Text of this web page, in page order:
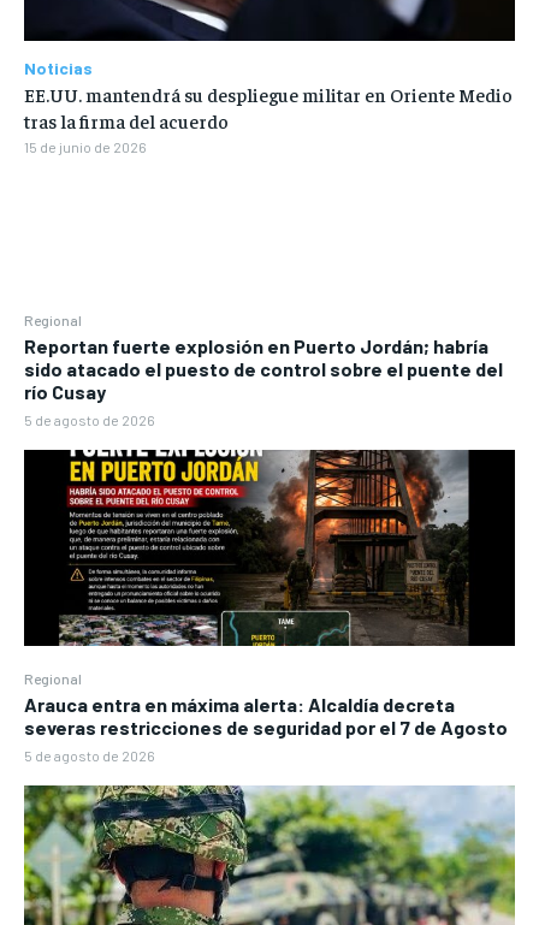
Regional
Reportan fuerte explosión en Puerto Jordán; habría
sido atacado el puesto de control sobre el puente del
río Cusay
5 de agosto de 2026
Regional
Arauca entra en máxima alerta: Alcaldía decreta
severas restricciones de seguridad por el 7 de Agosto
5 de agosto de 2026
Noticias
EE.UU. mantendrá su despliegue militar en Oriente Medio
tras la firma del acuerdo
15 de junio de 2026